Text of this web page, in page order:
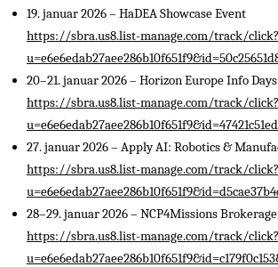
19. januar 2026 – HaDEA Showcase Event
https://sbra.us8.list-manage.com/track/click?
20–21. januar 2026 – Horizon Europe Info
https://sbra.us8.list-manage.com/track/click?
27. januar 2026 – Apply AI: Robotics &
https://sbra.us8.list-manage.com/track/click?
28–29. januar 2026 – NCP4Missions
https://sbra.us8.list-manage.com/track/click?